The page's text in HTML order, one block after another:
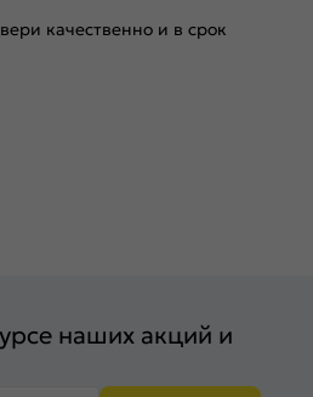
качественно и в срок
наших акций и